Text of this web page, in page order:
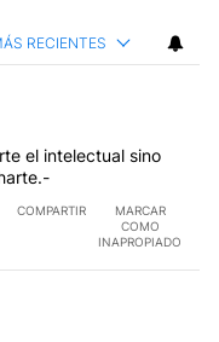
RECIENTES
el intelectual sino
COMPARTIR
MARCAR
COMO
INAPROPIADO